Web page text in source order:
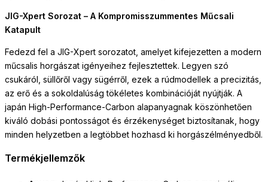
JIG-Xpert Sorozat – A Kompromisszummentes Műcsali
Katapult
Fedezd fel a JIG-Xpert sorozatot, amelyet kifejezetten a modern
műcsalis horgászat igényeihez fejlesztettek. Legyen szó
csukáról, süllőről vagy sügérről, ezek a rúdmodellek a precizitás,
az erő és a sokoldalúság tökéletes kombinációját nyújtják. A
japán High-Performance-Carbon alapanyagnak köszönhetően
kiváló dobási pontosságot és érzékenységet biztosítanak, hogy
minden helyzetben a legtöbbet hozhasd ki horgászélményedből.
Termékjellemzők